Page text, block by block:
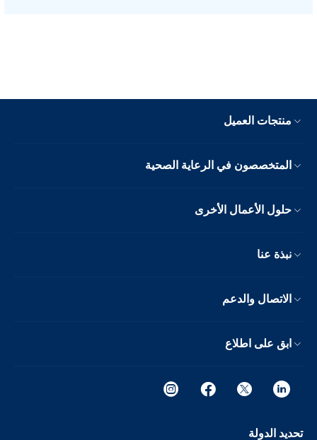
منتجات العميل
المتخصصون في الرعاية الصحية
حلول الأعمال الأخرى
نبذة عنا
الاتصال والدعم
ابق على اطلاع
تحديد الدولة